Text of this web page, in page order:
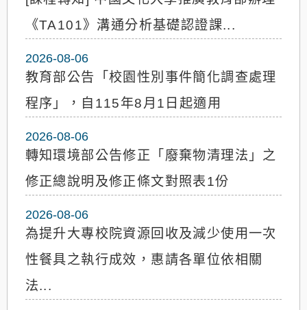
《TA101》溝通分析基礎認證課...
2026-08-06
教育部公告「校園性別事件簡化調查處理
程序」，自115年8月1日起適用
2026-08-06
轉知環境部公告修正「廢棄物清理法」之
修正總說明及修正條文對照表1份
2026-08-06
為提升大專校院資源回收及減少使用一次
性餐具之執行成效，惠請各單位依相關
法...